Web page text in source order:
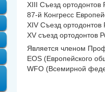
XIII Съезд ортодонтов
87-й Конгресс
XIV Съезд ортодонтов
XV съезд ортодонтов
Является членом
EOS (Европейского
WFO (Всемирной